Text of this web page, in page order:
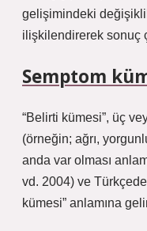
gelişimindeki
ilişkilendirerek sonuç
Semptom
“Belirti kümesi”, üç
(örneğin; ağrı,
anda var olması
vd. 2004) ve
kümesi” anlamına